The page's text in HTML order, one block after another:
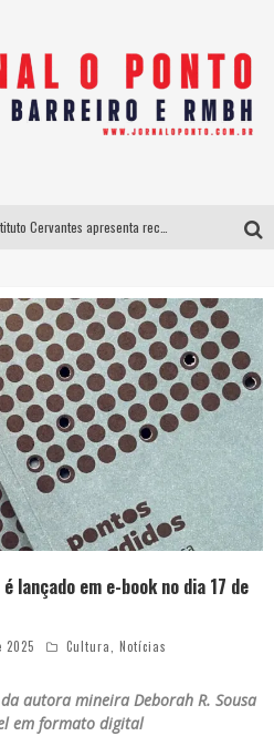
BH recebe nesta quinta-feira lançamento do jogo “Coleta Seletiva” com roda de conversa entre agentes da sustentabilidade
Projeta Cultura abre inscrições gratuitas em São João del-Rei para oficinas de elaboração de projetos culturais e inteligência artificial
lançado em e-book no dia 17 de
2025 Cultura, Notícias
autora mineira Deborah R. Sousa
em formato digital